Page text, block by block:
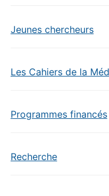
Jeunes chercheurs
Les Cahiers de la
Programmes financés
Recherche